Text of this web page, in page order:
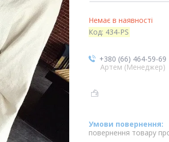
Немає в наявності
Код: 434-PS
+380 (66) 464-59-69
Артем (Менеджер)
повернення товару